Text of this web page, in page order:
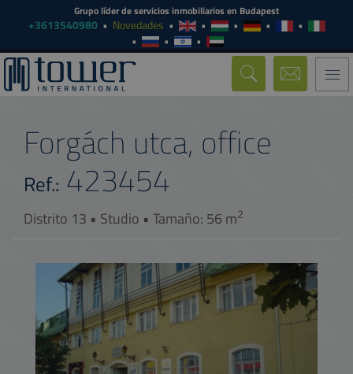
Grupo líder de servicios inmobiliarios en Budapest
+3613540980 Novedades
Forgách utca, office
Ref.: 423454
Distrito 13 • Studio • Tamaño: 56 m2